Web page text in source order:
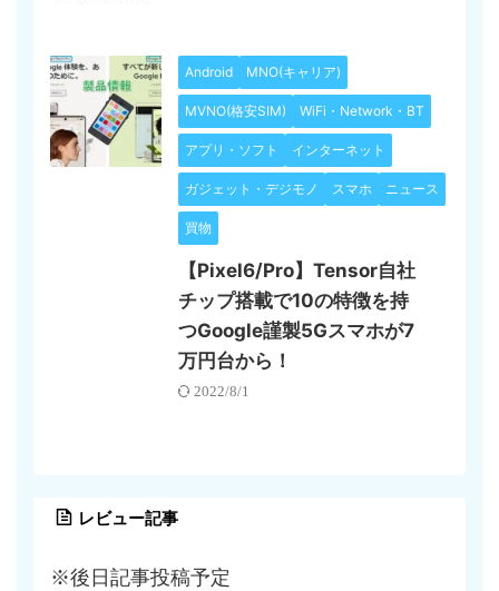
Android MNO(キャリア)
MVNO(格安SIM) WiFi・Network・BT
アプリ・ソフト インターネット
ガジェット・デジモノ スマホ ニュース
買物
【Pixel6/Pro】Tensor自社
チップ搭載で10の特徴を持
つGoogle謹製5Gスマホが7
万円台から！
2022/8/1
レビュー記事
※後日記事投稿予定